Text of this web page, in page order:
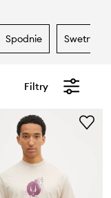
spodnie swetry
Filtry